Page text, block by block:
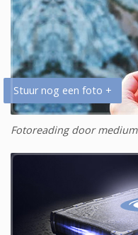
Stuur nog een foto +
Fotoreading door